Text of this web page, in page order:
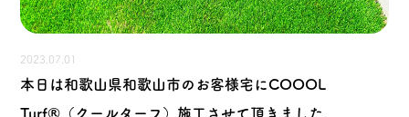
2023.07.01
本日は和歌山県和歌山市のお客様宅にCOOOL
Turf®（クールターフ）施工させて頂きました。